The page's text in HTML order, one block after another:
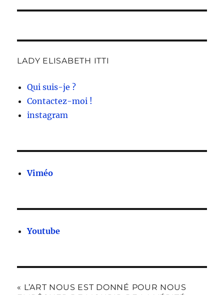
LADY ELISABETH ITTI
Qui suis-je ?
Contactez-moi !
instagram
Viméo
Youtube
« L’ART NOUS EST DONNÉ POUR NOUS